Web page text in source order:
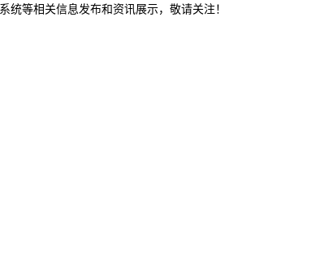
统等相关信息发布和资讯展示，敬请关注！